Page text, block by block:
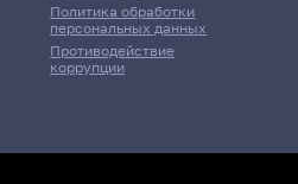
Политика обработки
персональных данных
Противодействие
коррупции